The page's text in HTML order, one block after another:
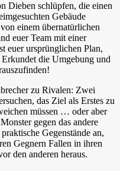
Dieben schlüpfen, die einen
Gebäude
einem übernatürlichen
euer Team mit einer
euer ursprünglichen Plan,
die Umgebung und
zu Rivalen: Zwei
das Ziel als Erstes zu
müssen … oder aber
gegen das andere
Gegenstände an,
Gegnern Fallen in ihren
den anderen heraus.